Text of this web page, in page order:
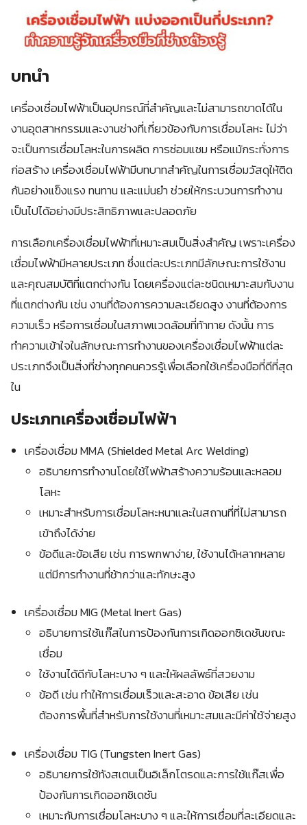
บทนำ
เครื่องเชื่อมไฟฟ้าเป็นอุปกรณ์ที่สำคัญและไม่สามารถขาดได้ใน
งานอุตสาหกรรมและงานช่างที่เกี่ยวข้องกับการเชื่อมโลหะ ไม่ว่า
จะเป็นการเชื่อมโลหะในการผลิต การซ่อมแซม หรือแม้กระทั่งการ
ก่อสร้าง เครื่องเชื่อมไฟฟ้ามีบทบาทสำคัญในการเชื่อมวัสดุให้ติด
กันอย่างแข็งแรง ทนทาน และแม่นยำ ช่วยให้กระบวนการทำงาน
เป็นไปได้อย่างมีประสิทธิภาพและปลอดภัย
การเลือกเครื่องเชื่อมไฟฟ้าที่เหมาะสมเป็นสิ่งสำคัญ เพราะเครื่อง
เชื่อมไฟฟ้ามีหลายประเภท ซึ่งแต่ละประเภทมีลักษณะการใช้งาน
และคุณสมบัติที่แตกต่างกัน โดยเครื่องแต่ละชนิดเหมาะสมกับงาน
ที่แตกต่างกัน เช่น งานที่ต้องการความละเอียดสูง งานที่ต้องการ
ความเร็ว หรือการเชื่อมในสภาพแวดล้อมที่ท้าทาย ดังนั้น การ
ทำความเข้าใจในลักษณะการทำงานของเครื่องเชื่อมไฟฟ้าแต่ละ
ประเภทจึงเป็นสิ่งที่ช่างทุกคนควรรู้เพื่อเลือกใช้เครื่องมือที่ดีที่สุด
ใน
ประเภทเครื่องเชื่อมไฟฟ้า
เครื่องเชื่อม MMA (Shielded Metal Arc Welding)
อธิบายการทำงานโดยใช้ไฟฟ้าสร้างความร้อนและหลอม
โลหะ
เหมาะสำหรับการเชื่อมโลหะหนาและในสถานที่ที่ไม่สามารถ
เข้าถึงได้ง่าย
ข้อดีและข้อเสีย เช่น การพกพาง่าย, ใช้งานได้หลากหลาย
แต่มีการทำงานที่ช้ากว่าและทักษะสูง
เครื่องเชื่อม MIG (Metal Inert Gas)
อธิบายการใช้แก๊สในการป้องกันการเกิดออกซิเดชันขณะ
เชื่อม
ใช้งานได้ดีกับโลหะบาง ๆ และให้ผลลัพธ์ที่สวยงาม
ข้อดี เช่น ทำให้การเชื่อมเร็วและสะอาด ข้อเสีย เช่น
ต้องการพื้นที่สำหรับการใช้งานที่เหมาะสมและมีค่าใช้จ่ายสูง
เครื่องเชื่อม TIG (Tungsten Inert Gas)
อธิบายการใช้ทังสเตนเป็นอิเล็กโตรดและการใช้แก๊สเพื่อ
ป้องกันการเกิดออกซิเดชัน
เหมาะกับการเชื่อมโลหะบาง ๆ และให้การเชื่อมที่ละเอียดและ